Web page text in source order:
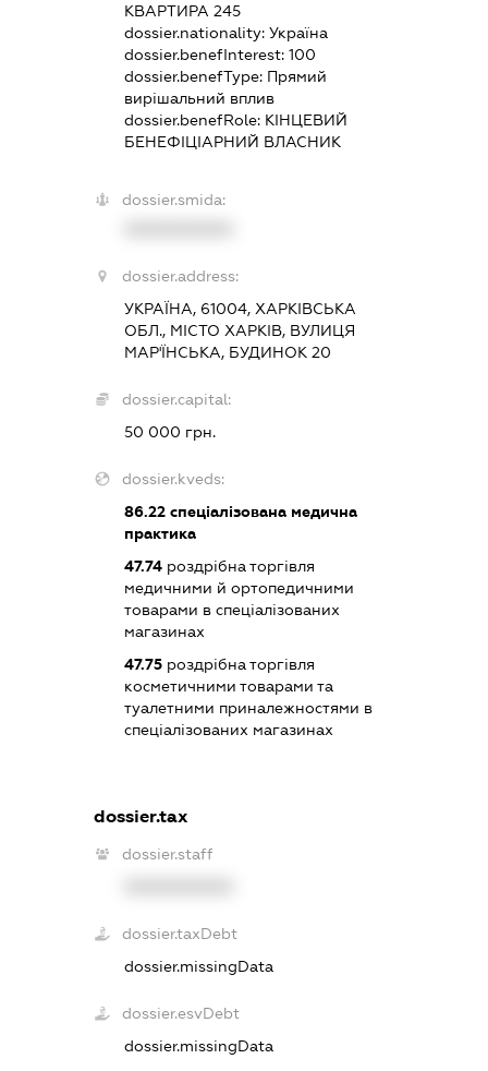
КВАРТИРА 245
dossier.nationality:Україна
dossier.benefInterest:100
dossier.benefType: Прямий
вирішальний вплив
dossier.benefRole: КІНЦЕВИЙ
БЕНЕФІЦІАРНИЙ ВЛАСНИК
dossier.smida:
dossier.address:
УКРАЇНА, 61004, ХАРКІВСЬКА
ОБЛ., МІСТО ХАРКІВ, ВУЛИЦЯ
МАР'ЇНСЬКА, БУДИНОК 20
dossier.capital:
50 000 грн.
dossier.kveds:
86.22 спеціалізована медична
практика
47.74 роздрібна торгівля
медичними й ортопедичними
товарами в спеціалізованих
магазинах
47.75 роздрібна торгівля
косметичними товарами та
туалетними приналежностями в
спеціалізованих магазинах
dossier.tax
dossier.staff
dossier.taxDebt
dossier.missingData
dossier.esvDebt
dossier.missingData